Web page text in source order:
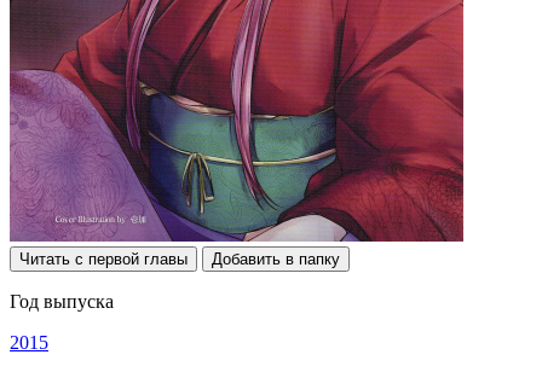
Читать с первой главы Добавить в папку
Год выпуска
2015